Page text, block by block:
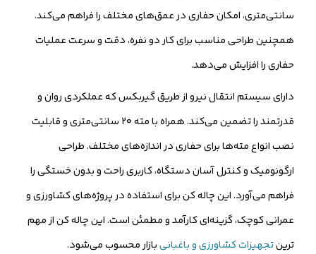
سانتی‌متری، امکان حفاری در عمق‌های مختلف را فراهم می‌کند.
همچنین طراحی مناسب برای کار دو نفره، دقت و سرعت عملیات
حفاری را افزایش می‌دهد.
دارای سیستم انتقال نیرو از طریق گیربکس که عملکردی روان و
قدرتمند را تضمین می‌کند. همراه با مته ۲۰ سانتی‌متری و قابلیت
نصب انواع مته‌ها برای حفاری در اندازه‌های مختلف. طراحی
ارگونومیک و کنترل آسان دستگاه، کاربری راحت و بدون خستگی را
فراهم می‌آورد. این چاله کن برای استفاده در پروژه‌های کشاورزی و
عمرانی کوچک، گزینه‌ای کارآمد و مطمئن است. این چاله کن از مهم
ترینتجهیزات کشاورزی و باغبانیبازار محسوب می‌شود.